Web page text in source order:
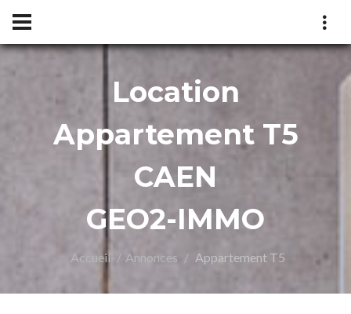
Location
Appartement T5
CAEN
GEO2-IMMO
Accueil Annonces Appartement T5